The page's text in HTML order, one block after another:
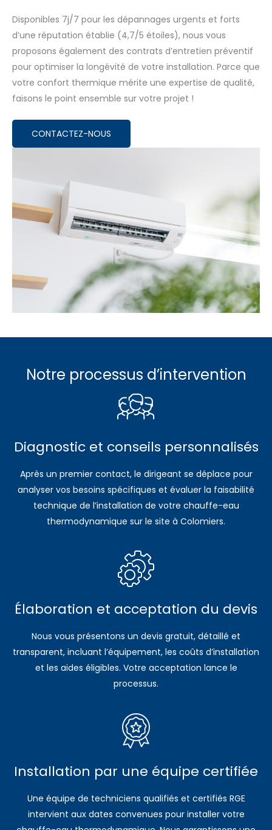
Disponibles 7j/7 pour les dépannages urgents et forts
d’une réputation établie (4,7/5 étoiles), nous vous
proposons également des contrats d’entretien préventif
pour optimiser la longévité de votre installation. Parce que
votre confort thermique mérite une expertise de qualité,
faisons le point ensemble sur votre projet !
CONTACTEZ-NOUS
Notre processus d’intervention
Diagnostic et conseils personnalisés
Après un premier contact, le dirigeant se déplace pour
analyser vos besoins spécifiques et évaluer la faisabilité
technique de l’installation de votre chauffe-eau
thermodynamique sur le site à Colomiers.
Élaboration et acceptation du devis
Nous vous présentons un devis gratuit, détaillé et
transparent, incluant l’équipement, les coûts d’installation
et les aides éligibles. Votre acceptation lance le
processus.
Installation par une équipe certifiée
Une équipe de techniciens qualifiés et certifiés RGE
intervient aux dates convenues pour installer votre